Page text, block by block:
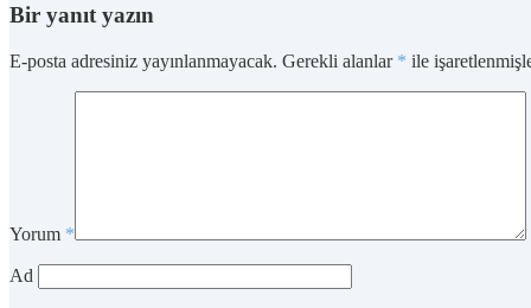
Bir yanıt yazın
E-posta adresiniz yayınlanmayacak. Gerekli alanlar * ile
Yorum *
Ad